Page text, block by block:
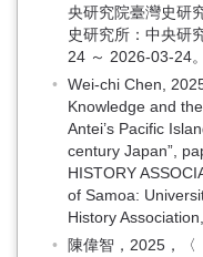
央研究院臺灣史研
史研究所：中央研
24 ～ 2026-03-24。
Wei-chi Chen,
Knowledge and
Antei’s Pacific
century Japan”,
HISTORY
of Samoa:
History
陳偉智，2025，〈